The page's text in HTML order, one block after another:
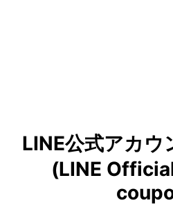
LINE公式アカウ
(LINE